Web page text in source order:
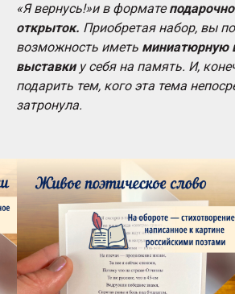
«Я вернусь!»и в формате
открыток. Приобретая набор, вы
возможность иметь миниатюрную
выставкиу себя на память. И,
подарить тем, кого эта тема
затронула.